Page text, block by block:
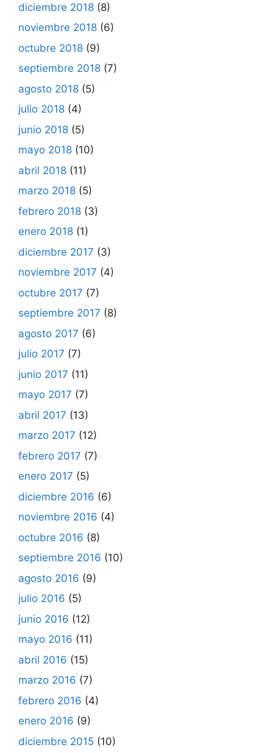
diciembre 2018 (8)
noviembre 2018 (6)
octubre 2018 (9)
septiembre 2018 (7)
agosto 2018 (5)
julio 2018 (4)
junio 2018 (5)
mayo 2018 (10)
abril 2018 (11)
marzo 2018 (5)
febrero 2018 (3)
enero 2018 (1)
diciembre 2017 (3)
noviembre 2017 (4)
octubre 2017 (7)
septiembre 2017 (8)
agosto 2017 (6)
julio 2017 (7)
junio 2017 (11)
mayo 2017 (7)
abril 2017 (13)
marzo 2017 (12)
febrero 2017 (7)
enero 2017 (5)
diciembre 2016 (6)
noviembre 2016 (4)
octubre 2016 (8)
septiembre 2016 (10)
agosto 2016 (9)
julio 2016 (5)
junio 2016 (12)
mayo 2016 (11)
abril 2016 (15)
marzo 2016 (7)
febrero 2016 (4)
enero 2016 (9)
diciembre 2015 (10)